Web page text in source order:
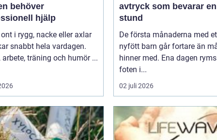
behöver
hjälp
i rygg, nacke eller axlar
snabbt hela vardagen.
arbete, träning och humör ...
avtryck som bevarar
stund
De första månaderna med
nyfött barn går fortare än
hinner med. Ena dagen
foten i...
02 juli 2026